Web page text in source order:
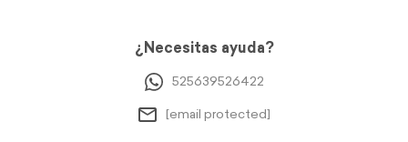
¿Necesitas ayuda?
525639526422
[email protected]